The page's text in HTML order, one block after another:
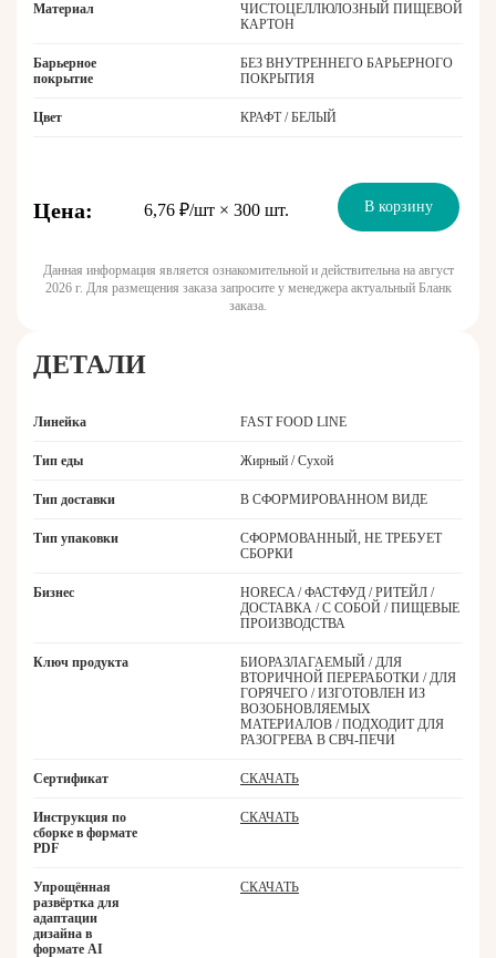
Материал
ЧИСТОЦЕЛЛЮЛОЗНЫЙ ПИЩЕВОЙ
КАРТОН
Барьерное
покрытие
БЕЗ ВНУТРЕННЕГО БАРЬЕРНОГО
ПОКРЫТИЯ
Цвет КРАФТ / БЕЛЫЙ
Цена: 6,76 ₽/шт × 300 шт. В корзину
Данная информация является ознакомительной и действительна на август
2026 г. Для размещения заказа запросите у менеджера актуальный Бланк
заказа.
ДЕТАЛИ
Линейка FAST FOOD LINE
Тип еды Жирный / Сухой
Тип доставки В СФОРМИРОВАННОМ ВИДЕ
Тип упаковки
СФОРМОВАННЫЙ, НЕ ТРЕБУЕТ
СБОРКИ
Бизнес
HORECA / ФАСТФУД / РИТЕЙЛ /
ДОСТАВКА / С СОБОЙ / ПИЩЕВЫЕ
ПРОИЗВОДСТВА
Ключ продукта
БИОРАЗЛАГАЕМЫЙ / ДЛЯ
ВТОРИЧНОЙ ПЕРЕРАБОТКИ / ДЛЯ
ГОРЯЧЕГО / ИЗГОТОВЛЕН ИЗ
ВОЗОБНОВЛЯЕМЫХ
МАТЕРИАЛОВ / ПОДХОДИТ ДЛЯ
РАЗОГРЕВА В СВЧ-ПЕЧИ
Сертификат СКАЧАТЬ
Инструкция по
сборке в формате
PDF
СКАЧАТЬ
Упрощённая
развёртка для
адаптации
дизайна в
формате AI
СКАЧАТЬ